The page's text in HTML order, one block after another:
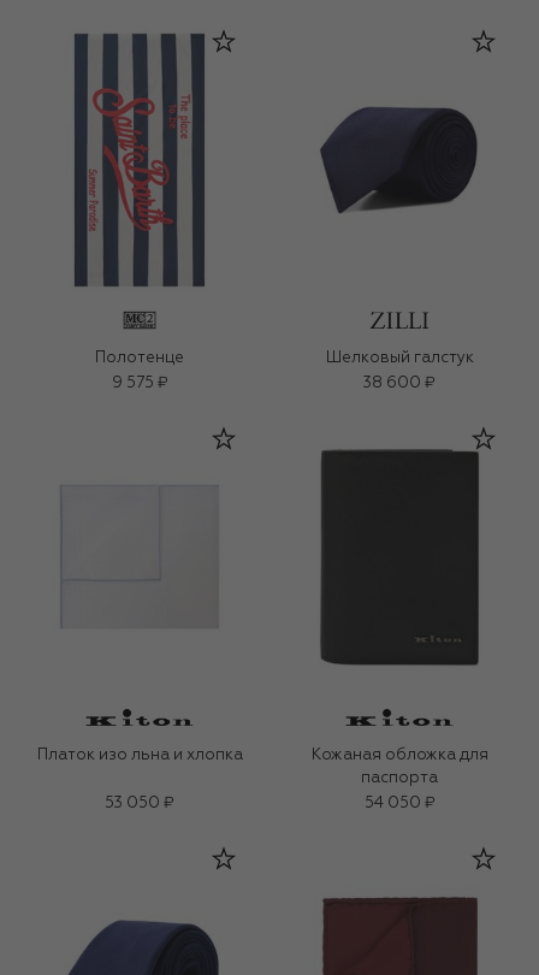
Полотенце
9 575 ₽
Шелковый галстук
38 600 ₽
Платок изо льна и хлопка
53 050 ₽
Кожаная обложка для
паспорта
54 050 ₽